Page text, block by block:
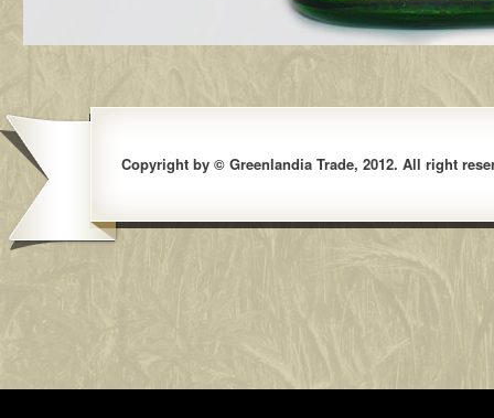
Copyright by © Greenlandia Trade, 2012. All right